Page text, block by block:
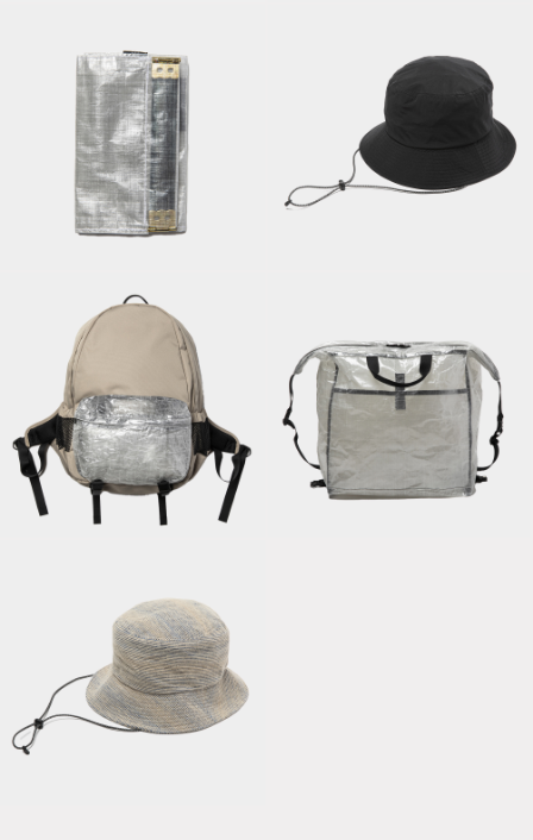
Minimal Wallet with
Dyneema®/Fog
Adjustable
Cordura® Nylon
Daypack
“Common”/Beige
Shoulder Bag with
Dyneema®/Fog
Hombre Sashiko
Stitch Adjustable